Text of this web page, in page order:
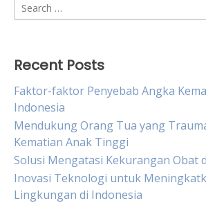
Search
for:
Recent Posts
Faktor-faktor Penyebab Angka
Indonesia
Mendukung Orang Tua yang
Kematian Anak Tinggi
Solusi Mengatasi Kekurangan Obat
Inovasi Teknologi untuk
Lingkungan di Indonesia